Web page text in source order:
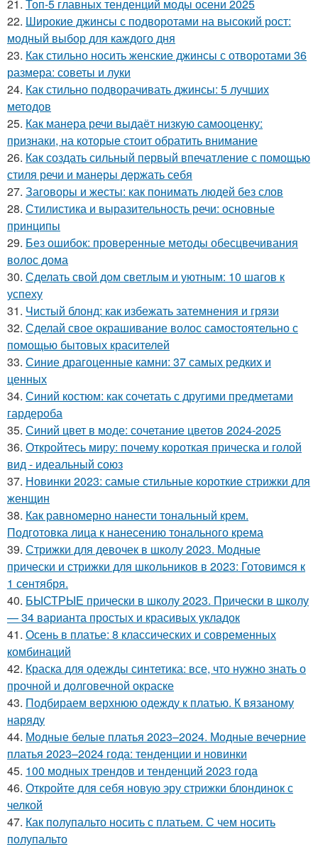
21. Топ-5 главных тенденций моды осени 2025
22. Широкие джинсы с подворотами на высокий рост:
модный выбор для каждого дня
23. Как стильно носить женские джинсы с отворотами 36
размера: советы и луки
24. Как стильно подворачивать джинсы: 5 лучших
методов
25. Как манера речи выдаёт низкую самооценку:
признаки, на которые стоит обратить внимание
26. Как создать сильный первый впечатление с помощью
стиля речи и манеры держать себя
27. Заговоры и жесты: как понимать людей без слов
28. Стилистика и выразительность речи: основные
принципы
29. Без ошибок: проверенные методы обесцвечивания
волос дома
30. Сделать свой дом светлым и уютным: 10 шагов к
успеху
31. Чистый блонд: как избежать затемнения и грязи
32. Сделай свое окрашивание волос самостоятельно с
помощью бытовых красителей
33. Синие драгоценные камни: 37 самых редких и
ценных
34. Синий костюм: как сочетать с другими предметами
гардероба
35. Синий цвет в моде: сочетание цветов 2024-2025
36. Откройтесь миру: почему короткая прическа и голой
вид - идеальный союз
37. Новинки 2023: самые стильные короткие стрижки для
женщин
38. Как равномерно нанести тональный крем.
Подготовка лица к нанесению тонального крема
39. Стрижки для девочек в школу 2023. Модные
прически и стрижки для школьников в 2023: Готовимся к
1 сентября.
40. БЫСТРЫЕ прически в школу 2023. Прически в школу
— 34 варианта простых и красивых укладок
41. Осень в платье: 8 классических и современных
комбинаций
42. Краска для одежды синтетика: все, что нужно знать о
прочной и долговечной окраске
43. Подбираем верхнюю одежду к платью. К вязаному
наряду
44. Модные белые платья 2023–2024. Модные вечерние
платья 2023–2024 года: тенденции и новинки
45. 100 модных трендов и тенденций 2023 года
46. Откройте для себя новую эру стрижки блондинок с
челкой
47. Как полупальто носить с платьем. С чем носить
полупальто